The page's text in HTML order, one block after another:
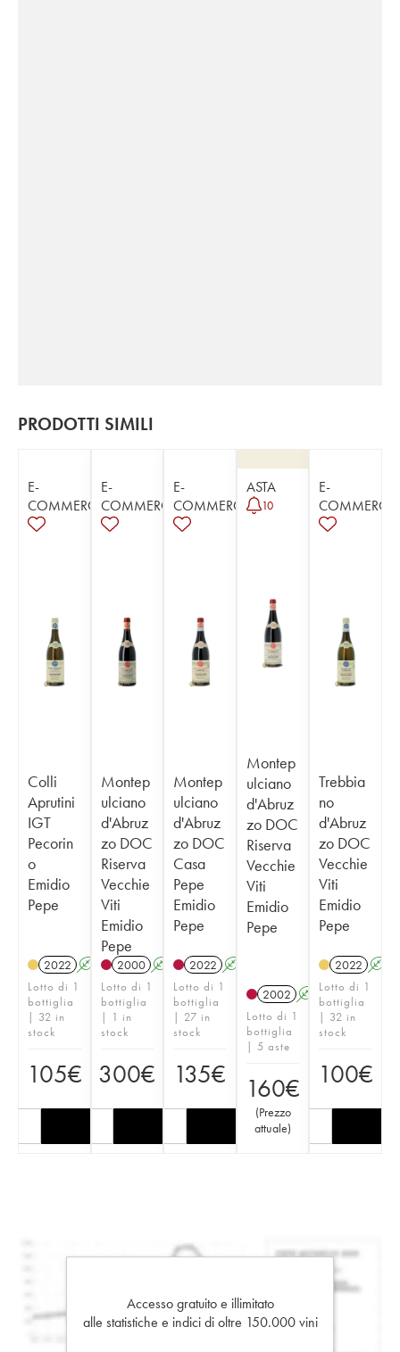
PRODOTTI SIMILI
E-
COMMERCE
Colli
Aprutini
IGT
Pecorin
o
Emidio
Pepe
2022 A
Lotto di 1
bottiglia
| 32 in
stock
105€
E-
COMMERCE
Montep
ulciano
d'Abruz
zo DOC
Riserva
Vecchie
Viti
Emidio
Pepe
2000 A
Lotto di 1
bottiglia
| 1 in
stock
300€
E-
COMMERCE
Montep
ulciano
d'Abruz
zo DOC
Casa
Pepe
Emidio
Pepe
2022 A
Lotto di 1
bottiglia
| 27 in
stock
135€
ASTA
10
Montep
ulciano
d'Abruz
zo DOC
Riserva
Vecchie
Viti
Emidio
Pepe
2002 A
Lotto di 1
bottiglia
| 5 aste
160€
(Prezzo
attuale)
E-
COMMERCE
Trebbia
no
d'Abruz
zo DOC
Vecchie
Viti
Emidio
Pepe
2022 A
Lotto di 1
bottiglia
| 32 in
stock
100€
Accesso gratuito e illimitato
alle statistiche e indici di oltre 150.000 vini